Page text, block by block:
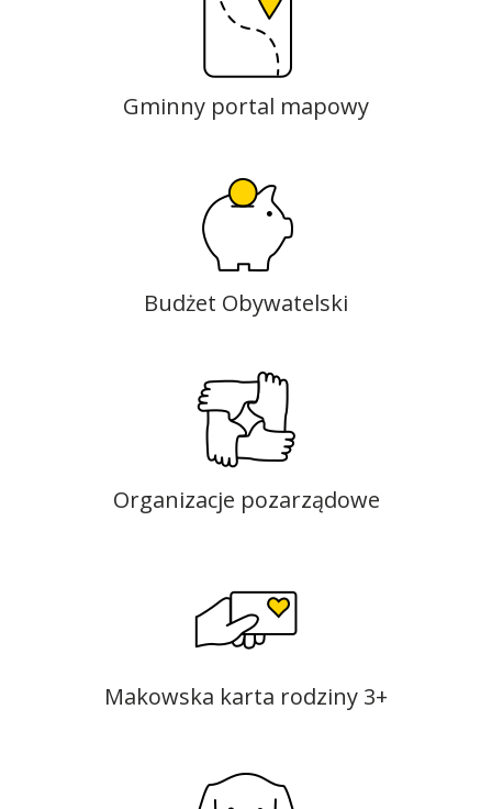
Gminny portal mapowy
Budżet Obywatelski
Organizacje pozarządowe
Makowska karta rodziny 3+